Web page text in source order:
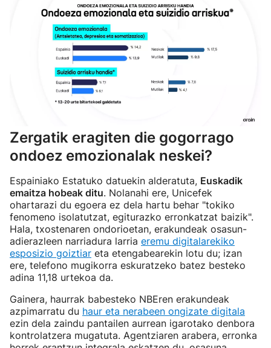
Zergatik eragiten die gogorrago
ondoez emozionalak neskei?
Espainiako Estatuko datuekin alderatuta, Euskadik
emaitza hobeak ditu. Nolanahi ere, Unicefek
ohartarazi du egoera ez dela hartu behar "tokiko
fenomeno isolatutzat, egiturazko erronkatzat baizik".
Hala, txostenaren ondorioetan, erakundeak osasun-
adierazleen narriadura larria eremu digitalarekiko
esposizio goiztiar eta etengabearekin lotu du; izan
ere, telefono mugikorra eskuratzeko batez besteko
adina 11,18 urtekoa da.
Gainera, haurrak babesteko NBEren erakundeak
azpimarratu du haur eta nerabeen ongizate digitala
ezin dela zaindu pantailen aurrean igarotako denbora
kontrolatzera mugatuta. Agentziaren arabera, erronka